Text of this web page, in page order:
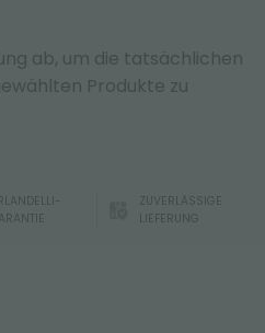
ab, um die tatsächlichen
Produkte zu
ZUVERLÄSSIGE
LIEFERUNG